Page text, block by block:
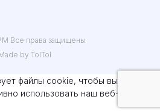
Все права защищены
by TolTol
файлы cookie, чтобы вы могли
использовать наш веб-сайт.